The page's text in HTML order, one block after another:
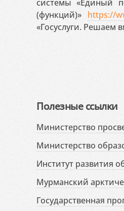
системы «Единый
(функций)» https://
«Госуслуги. Решаем
Полезные ссылки
Министерство
Министерство
Институт развития
Мурманский
Государственная